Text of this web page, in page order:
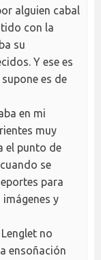
alguien cabal
con la
su
Y ese es
es de
en mi
muy
el punto de
se
para
y
no
ensoñación